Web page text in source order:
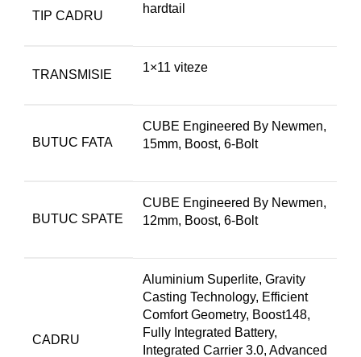
TIP CADRU
hardtail
TRANSMISIE
1×11 viteze
BUTUC FATA
CUBE Engineered By Newmen,
15mm, Boost, 6-Bolt
BUTUC SPATE
CUBE Engineered By Newmen,
12mm, Boost, 6-Bolt
CADRU
Aluminium Superlite, Gravity
Casting Technology, Efficient
Comfort Geometry, Boost148,
Fully Integrated Battery,
Integrated Carrier 3.0, Advanced